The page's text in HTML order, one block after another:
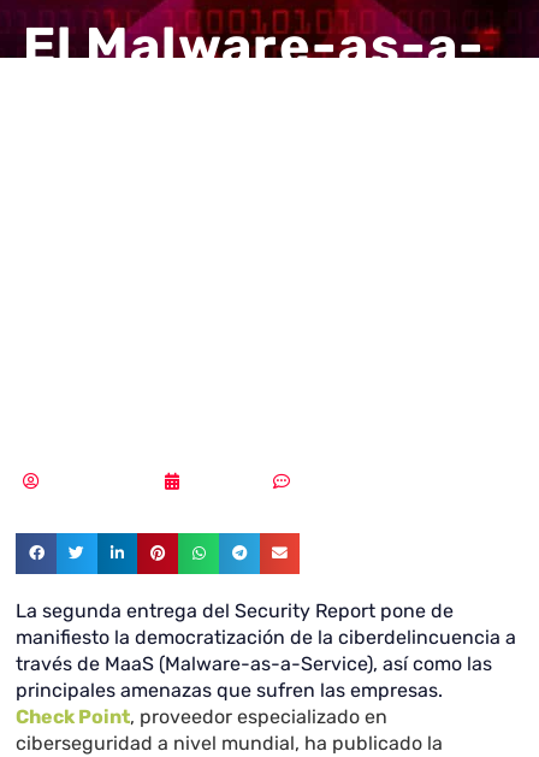
El Malware-as-a-
La segunda entrega del Security Report pone de
manifiesto la democratización de la ciberdelincuencia a
través de MaaS (Malware-as-a-Service), así como las
principales amenazas que sufren las empresas.
Check Point, proveedor especializado en
ciberseguridad a nivel mundial, ha publicado la